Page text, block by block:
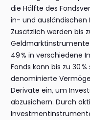
die Hälfte des
in- und
Zusätzlich werden bis
49 % in verschiedene
Fonds kann bis zu 30
denominierte
Derivate ein, um
abzusichern. Durch